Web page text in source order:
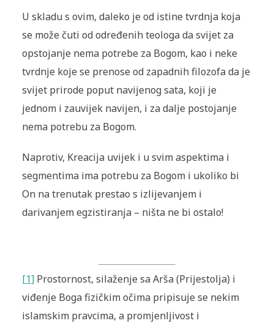
U skladu s ovim, daleko je od istine tvrdnja koja
se može čuti od određenih teologa da svijet za
opstojanje nema potrebe za Bogom, kao i neke
tvrdnje koje se prenose od zapadnih filozofa da je
svijet prirode poput navijenog sata, koji je
jednom i zauvijek navijen, i za dalje postojanje
nema potrebu za Bogom.
Naprotiv, Kreacija uvijek i u svim aspektima i
segmentima ima potrebu za Bogom i ukoliko bi
On na trenutak prestao s izlijevanjem i
darivanjem egzistiranja – ništa ne bi ostalo!
[1]Prostornost, silaženje sa Arša (Prijestolja) i
viđenje Boga fizičkim očima pripisuje se nekim
islamskim pravcima, a promjenljivost i